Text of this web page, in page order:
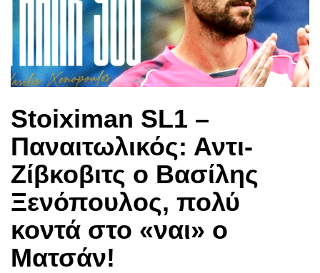
Stoiximan SL1 –
Παναιτωλικός: Αντι-
Ζίβκοβιτς ο Βασίλης
Ξενόπουλος, πολύ
κοντά στο «ναι» ο
Ματσάν!